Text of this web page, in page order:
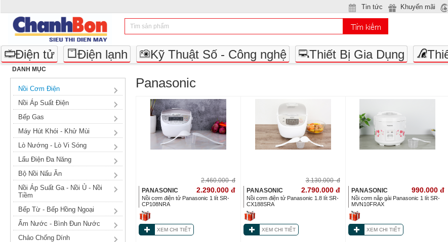
Tin tức Khuyến mãi
Điện tử Điện lạnh Kỹ Thuật Số - Công nghệ Thiết Bị Gia Dụng
DANH MỤC
Nồi Cơm Điện
Nồi Áp Suất Điện
Bếp Gas
Máy Hút Khói - Khử Mùi
Lò Nướng - Lò Vi Sóng
Lẩu Điện Đa Năng
Bộ Nồi Nấu Ăn
Nồi Áp Suất Ga - Nồi Ủ - Nồi
Tiềm
Bếp Từ - Bếp Hồng Ngoại
Ấm Nước - Bình Đun Nước
Chảo Chống Dính
Panasonic
2.460.000 đ
PANASONIC
2.290.000 đ
Nồi cơm điện tử Panasonic 1 lít SR-
CP108NRA
XEM CHI TIẾT
3.130.000 đ
PANASONIC
2.790.000 đ
Nồi cơm điện tử Panasonic 1.8 lít SR-
CX188SRA
XEM CHI TIẾT
PANASONIC 990.000 đ
Nồi cơm nắp gài Panasonic 1 lít SR-
MVN10FRAX
XEM CHI TIẾT